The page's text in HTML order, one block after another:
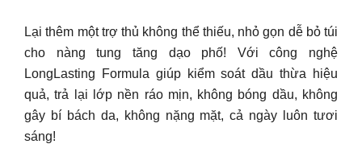
Lại thêm một trợ thủ không thể thiếu, nhỏ gọn dễ bỏ túi
cho nàng tung tăng dạo phố! Với công nghệ
LongLasting Formula giúp kiểm soát dầu thừa hiệu
quả, trả lại lớp nền ráo mịn, không bóng dầu, không
gây bí bách da, không nặng mặt, cả ngày luôn tươi
sáng!